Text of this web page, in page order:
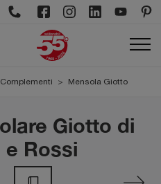
Complementi > Mensola Giotto
Giotto di
Rossi